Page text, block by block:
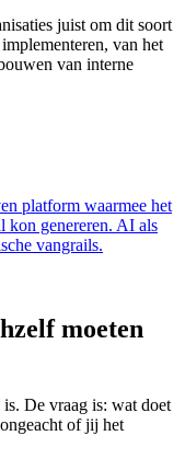
juist om dit soort
van het
van interne
platform waarmee het
kon genereren. AI als
vangrails.
moeten
De vraag is: wat doet
of jij het